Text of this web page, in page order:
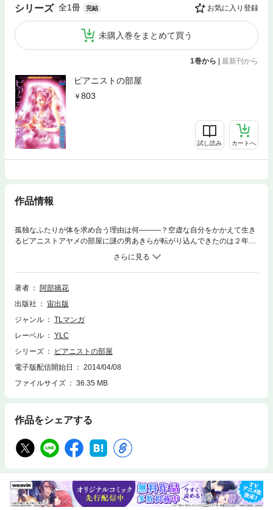
シリーズ 全1冊 完結 お気に入り登録
未購入巻をまとめて買う
1巻から | 最新刊から
ピアニストの部屋
803
試し読み カートへ
作品情報
孤独なふたりが体を求め合う理由は何―――？空虚な自分をかかえて生き
るピアニストアヤメの部屋に謎の男あきらが転がり込んできたのは２年前
だった。名前しか知らないふたりは、短い出会いの中で急激に愛し合う
が、あきらは突然アヤメの前から姿を消した。純粋なあきらへの想いのみ
で自分を支えてきたアヤメが、あきらと再会したときこの愛の行方は――
―？
著者
阿部摘花
出版社
宙出版
ジャンル
TLマンガ
レーベル
YLC
シリーズ
ピアニストの部屋
電子版配信開始日
2014/04/08
ファイルサイズ
36.35 MB
作品をシェアする